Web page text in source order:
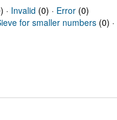
· Invalid (0) · Error(0)
for smaller numbers (0) ·